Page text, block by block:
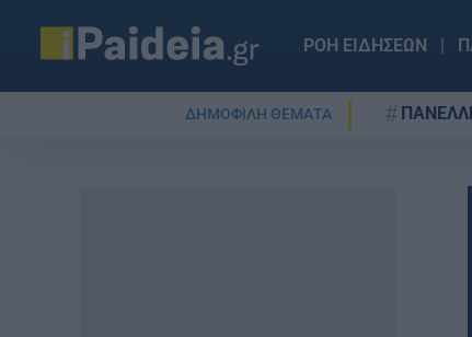
ΡΟΗ ΕΙΔΗΣΕΩΝ
ΔΗΜΟΦΙΛΗ ΘΕΜΑΤΑ